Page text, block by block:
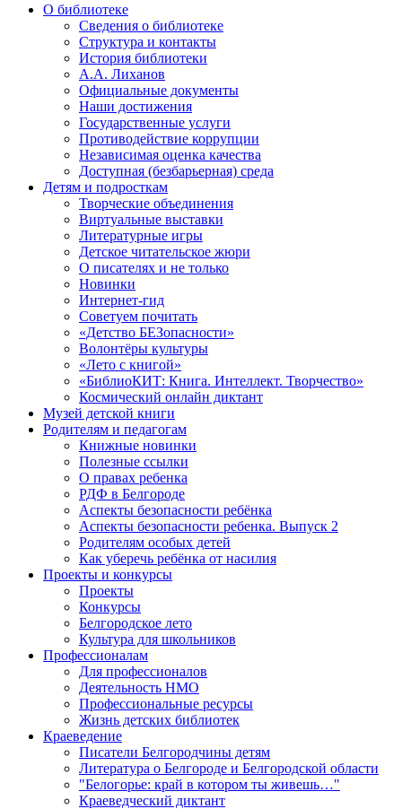
О библиотеке
Сведения о библиотеке
Структура и контакты
История библиотеки
А.А. Лиханов
Официальные документы
Наши достижения
Государственные услуги
Противодействие коррупции
Независимая оценка качества
Доступная (безбарьерная) среда
Детям и подросткам
Творческие объединения
Виртуальные выставки
Литературные игры
Детское читательское жюри
О писателях и не только
Новинки
Интернет-гид
Советуем почитать
«Детство БЕЗопасности»
Волонтёры культуры
«Лето с книгой»
«БиблиоКИТ: Книга. Интеллект. Творчество»
Космический онлайн диктант
Музей детской книги
Родителям и педагогам
Книжные новинки
Полезные ссылки
О правах ребенка
РДФ в Белгороде
Аспекты безопасности ребёнка
Аспекты безопасности ребенка. Выпуск 2
Родителям особых детей
Как уберечь ребёнка от насилия
Проекты и конкурсы
Проекты
Конкурсы
Белгородское лето
Культура для школьников
Профессионалам
Для профессионалов
Деятельность НМО
Профессиональные ресурсы
Жизнь детских библиотек
Краеведение
Писатели Белгородчины детям
Литература о Белгороде и Белгородской области
"Белогорье: край в котором ты живешь…"
Краеведческий диктант